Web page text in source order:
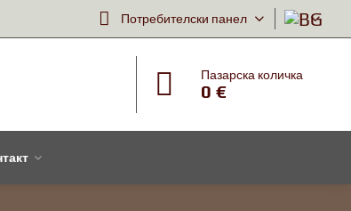
Потребителски панел
Пазарска количка
0 €